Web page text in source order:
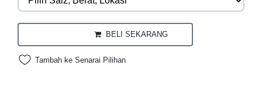
BELI SEKARANG
Tambah ke Senarai Pilihan